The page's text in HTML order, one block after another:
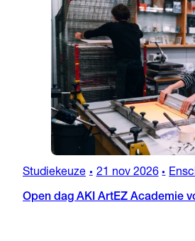
Studiekeuze • 21 nov 2026 •
Open dag AKI ArtEZ Academie